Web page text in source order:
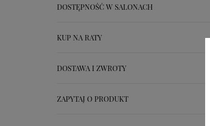
DOSTĘPNOŚĆ W SALONACH
KUP NA RATY
DOSTAWA I ZWROTY
ZAPYTAJ O PRODUKT